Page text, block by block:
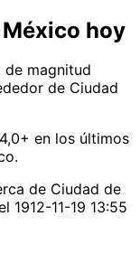
hoy
magnitud
de Ciudad
en los últimos
de Ciudad de
1912-11-19 13:55